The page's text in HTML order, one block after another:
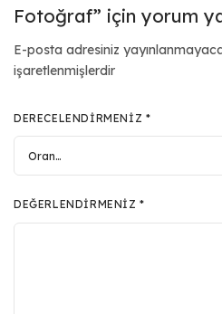
Fotoğraf” için yorum
E-posta adresiniz
işaretlenmişlerdir
DERECELENDIRMENIZ *
DEĞERLENDIRMENIZ*